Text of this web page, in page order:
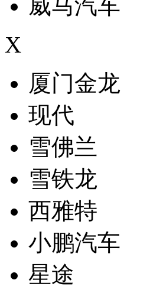
威马汽车
X
厦门金龙
现代
雪佛兰
雪铁龙
西雅特
小鹏汽车
星途